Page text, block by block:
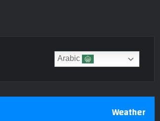
Arabic
Weather